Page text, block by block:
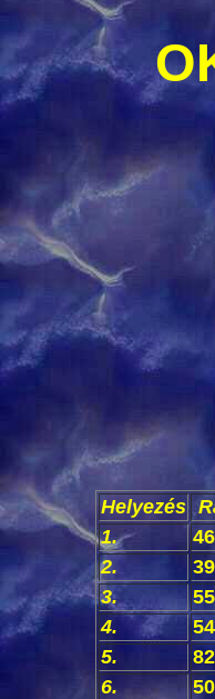
Helyezés
1.
46
2. 39
3. 55
4. 54
5. 82
6. 50